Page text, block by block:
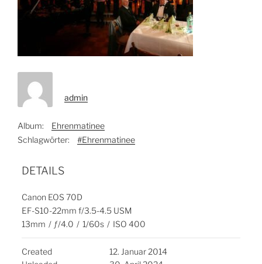
admin
Album:
Ehrenmatinee
Schlagwörter:
#Ehrenmatinee
DETAILS
Canon EOS 70D
EF-S10-22mm f/3.5-4.5 USM
13mm / ƒ/4.0 / 1/60s / ISO 400
Created
12. Januar 2014